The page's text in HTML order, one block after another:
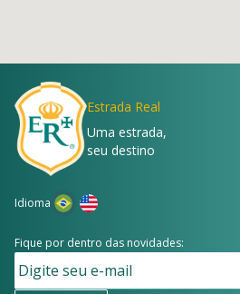
Estrada Real
Uma estrada,
seu destino
Idioma
Fique por dentro das novidades: